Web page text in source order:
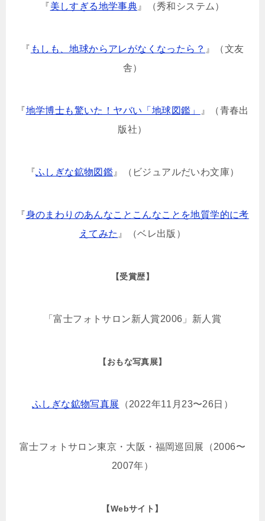
『美しすぎる地学事典 』（秀和システム）
『 もしも、地球からアレがなくなったら？ 』（文友
舎）
『地学博士も驚いた！ヤバい「地球図鑑」
』（青春出
版社）
『ふしぎな鉱物図鑑 』（ビジュアルだいわ文庫）
『身のまわりのあんなことこんなことを地質学的に考
えてみた 』（ベレ出版）
【受賞歴】
「富士フォトサロン新人賞2006」新人賞
【おもな写真展】
ふしぎな鉱物写真展 （2022年11月23〜26日）
富士フォトサロン東京・大阪・福岡巡回展（2006〜
2007年）
【Webサイト】